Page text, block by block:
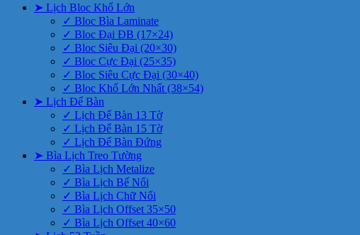
➤ Lịch Bloc Khổ Lớn
✓ Bloc Bìa Laminate
✓ Bloc Đại ĐB (17×24)
✓ Bloc Siêu Đại (20×30)
✓ Bloc Cực Đại (25×35)
✓ Bloc Siêu Cực Đại (30×40)
✓ Bloc Khổ Lớn Nhất (38×54)
➤ Lịch Để Bàn
✓ Lịch Để Bàn 13 Tờ
✓ Lịch Để Bàn 15 Tờ
✓ Lịch Để Bàn Đứng
➤ Bìa Lịch Treo Tường
✓ Bìa Lịch Metalize
✓ Bìa Lịch Bế Nổi
✓ Bìa Lịch Chữ Nổi
✓ Bìa Lịch Offset 35×50
✓ Bìa Lịch Offset 40×60